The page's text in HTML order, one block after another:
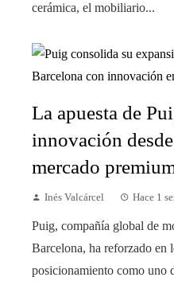
cerámica, el mobiliario...
La apuesta de
innovación
mercado
Inés Valcárcel Hace 1
Puig, compañía global de
Barcelona, ha reforzado en
posicionamiento como uno